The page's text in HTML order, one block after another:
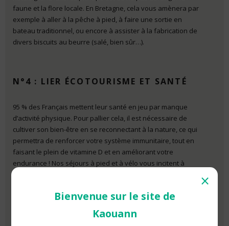
faune et la flore locale. En Bretagne, cela vous amènera par
exemple à aller à la pêche à pied, à faire une sortie en
bateau traditionnel, ou encore à assister à la fabrication de
divers biscuits au beurre (salé, bien sûr…).
N°4 : LIER ÉCOTOURISME ET SANTÉ
95 % des Français mettent leur santé en jeu par manque
d’activité physique. Pour pallier cela, il est nécessaire de
cultiver son bien-être en se reconnectant à la nature, ce qui
permettra de renforcer votre système immunitaire, tout en
faisant le plein de vitamine D et en améliorant votre
endurance ! Nos séjours à pied et à vélo vous incitent à
⨯
Bienvenue sur le site de
Kaouann